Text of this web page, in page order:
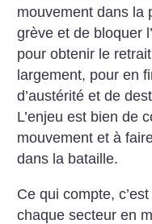
mouvement dans la
grève et de bloquer
pour obtenir le
largement, pour en
d’austérité et de
L’enjeu est bien de
mouvement et à
dans la bataille.
Ce qui compte,
chaque secteur en